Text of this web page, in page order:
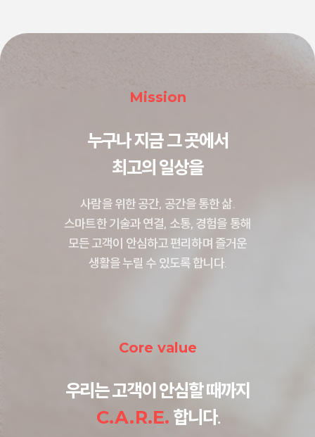
Mission
누구나 지금 그 곳에서
최고의 일상을
사람을 위한 공간, 공간을 통한 삶.
스마트한 기술과 연결, 소통, 경험을 통해
모든 고객이 안심하고 편리하며 즐거운
생활을 누릴 수 있도록 합니다.
Core value
우리는 고객이 안심할 때까지
C.A.R.E. 합니다.